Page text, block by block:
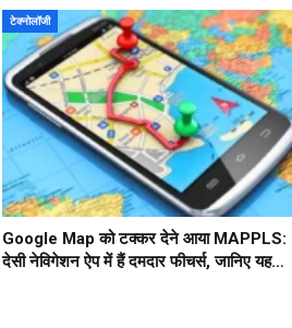
टेक्नोलॉजी
Google Map को टक्कर देने आया MAPPLS:
देसी नेविगेशन ऐप में हैं दमदार फीचर्स, जानिए यह…